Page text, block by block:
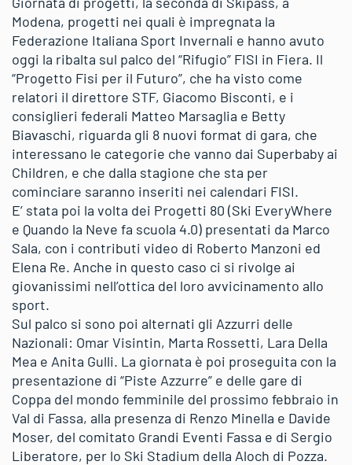
Modena, progetti nei quali è impregnata la
Federazione Italiana Sport Invernali e hanno avuto
oggi la ribalta sul palco del “Rifugio” FISI in Fiera. Il
“Progetto Fisi per il Futuro”, che ha visto come
relatori il direttore STF, Giacomo Bisconti, e i
consiglieri federali Matteo Marsaglia e Betty
Biavaschi, riguarda gli 8 nuovi format di gara, che
interessano le categorie che vanno dai Superbaby ai
Children, e che dalla stagione che sta per
cominciare saranno inseriti nei calendari FISI.
E’ stata poi la volta dei Progetti 80 (Ski EveryWhere
e Quando la Neve fa scuola 4.0) presentati da Marco
Sala, con i contributi video di Roberto Manzoni ed
Elena Re. Anche in questo caso ci si rivolge ai
giovanissimi nell’ottica del loro avvicinamento allo
sport.
Sul palco si sono poi alternati gli Azzurri delle
Nazionali: Omar Visintin, Marta Rossetti, Lara Della
Mea e Anita Gulli. La giornata è poi proseguita con la
presentazione di “Piste Azzurre” e delle gare di
Coppa del mondo femminile del prossimo febbraio in
Val di Fassa, alla presenza di Renzo Minella e Davide
Moser, del comitato Grandi Eventi Fassa e di Sergio
Liberatore, per lo Ski Stadium della Aloch di Pozza.